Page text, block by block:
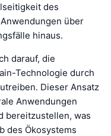
des
über
hinaus.
darauf, die
Technologie durch
Dieser Ansatz
Anwendungen
bereitzustellen, was
des Ökosystems